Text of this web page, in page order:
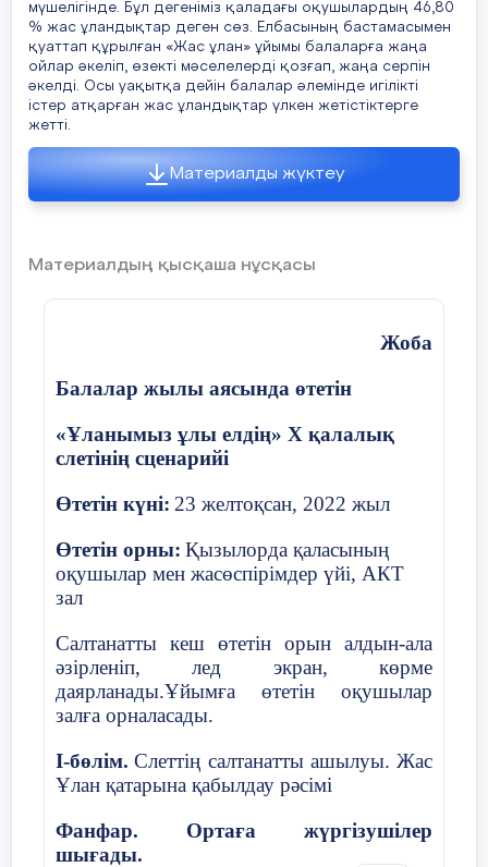
Қосымша
Кері
байланыс
5 минут
ҚЖ:
Сызбаға сәйкес өлең құрастырып көр
Мысалы:
мүшелігінде. Бұл дегеніміз қаладағы оқушылардың 46,80
% жас ұландықтар деген сөз. Елбасының бастамасымен
қуаттап құрылған «Жас ұлан» ұйымы балаларға жаңа
ойлар әкеліп, өзекті мәселелерді қозғап, жаңа серпін
әкелді. Осы уақытқа дейін балалар әлемінде игілікті
істер атқарған жас ұландықтар үлкен жетістіктерге
жетті.
Материалды жүктеу
Материалдың қысқаша нұсқасы
Жоба
Балалар жылы аясында өтетін
«Ұланымыз ұлы елдің» Х қалалық
слетінің сценарийі
Өтетін күні: 23 желтоқсан, 2022 жыл
Өтетін орны: Қызылорда қаласының
оқушылар мен жасөспірімдер үйі, АКТ
зал
Салтанатты кеш өтетін орын алдын-ала
әзірленіп, лед экран, көрме
даярланады.Ұйымға өтетін оқушылар
залға орналасады.
І-бөлім. Слеттің салтанатты ашылуы. Жас
Ұлан қатарына қабылдау рәсімі
Фанфар. Ортаға жүргізушілер
шығады.